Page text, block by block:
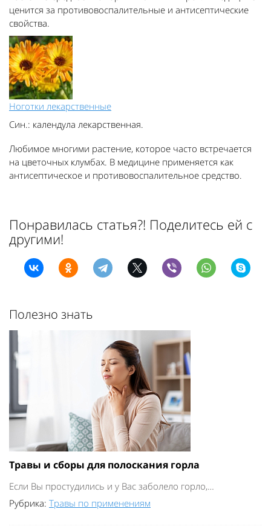
ценится за противовоспалительные и антисептические
свойства.
Ноготки лекарственные
Син.: календула лекарственная.
Любимое многими растение, которое часто встречается
на цветочных клумбах. В медицине применяется как
антисептическое и противовоспалительное средство.
Понравилась статья?! Поделитесь ей с
другими!
Полезно знать
Травы и сборы для полоскания горла
Если Вы простудились и у Вас заболело горло,…
Рубрика: Травы по применениям